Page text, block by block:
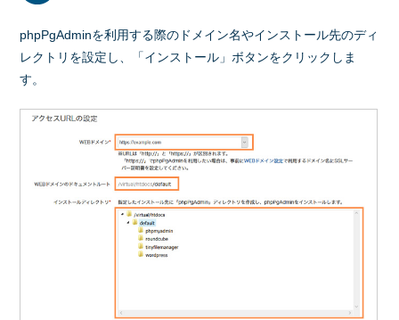
phpPgAdminを利用する際のドメイン名やインストール先のディ
レクトリを設定し、「インストール」ボタンをクリックしま
す。